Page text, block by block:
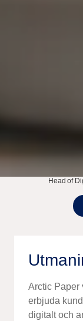
Head of
Arctic Paper
erbjuda
digitalt och